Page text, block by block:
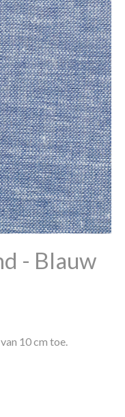
- Blauw
10 cm toe.